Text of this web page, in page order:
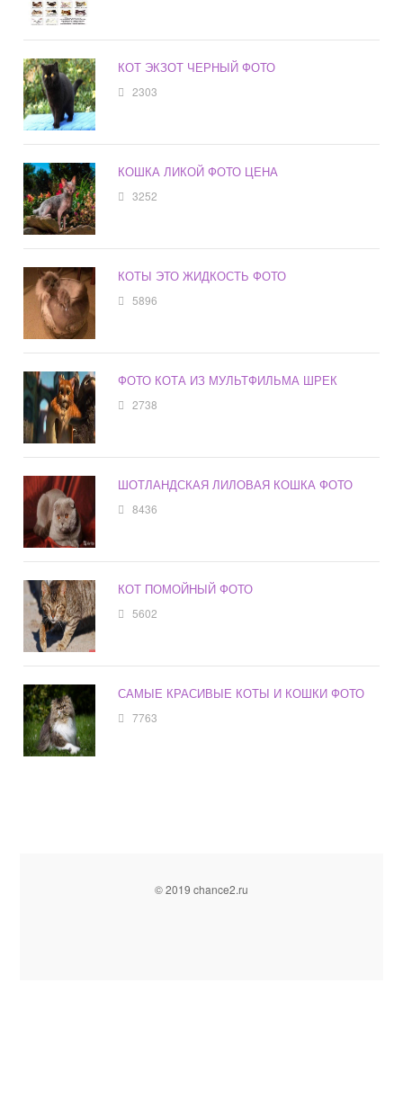
КОТ ЭКЗОТ ЧЕРНЫЙ ФОТО
2303
КОШКА ЛИКОЙ ФОТО ЦЕНА
3252
КОТЫ ЭТО ЖИДКОСТЬ ФОТО
5896
ФОТО КОТА ИЗ МУЛЬТФИЛЬМА ШРЕК
2738
ШОТЛАНДСКАЯ ЛИЛОВАЯ КОШКА ФОТО
8436
КОТ ПОМОЙНЫЙ ФОТО
5602
САМЫЕ КРАСИВЫЕ КОТЫ И КОШКИ ФОТО
7763
© 2019 chance2.ru